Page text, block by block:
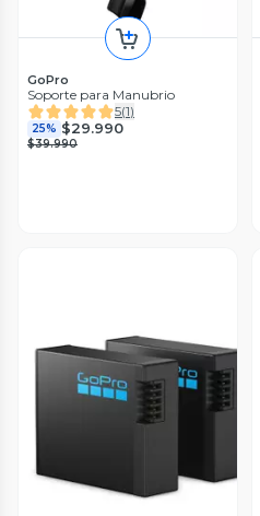
GoPro
Soporte para Manubrio
5(1)
25% $29.990
$39.990